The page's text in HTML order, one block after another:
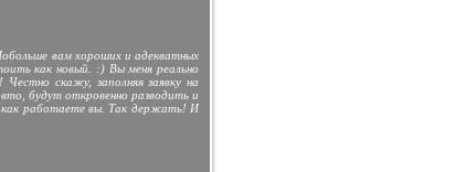
вам хороших и адекватных
как новый. :) Вы меня реально
скажу, заполняя заявку на
будут откровенно разводить и
как работаете вы. Так держать! И